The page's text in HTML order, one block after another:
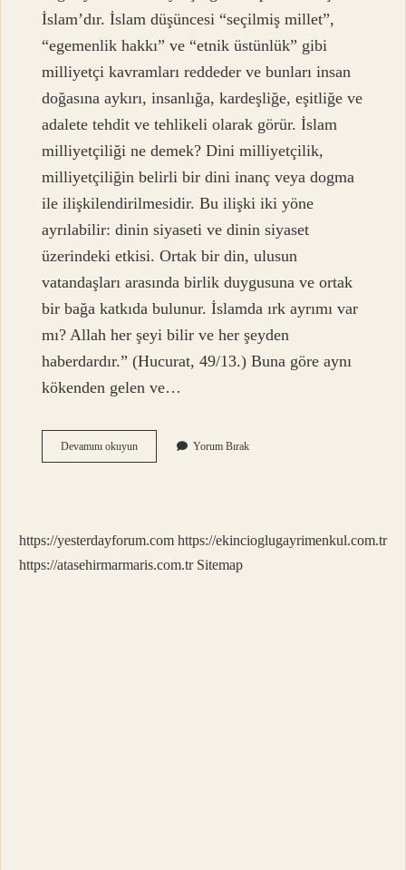
İslam’dır. İslam düşüncesi “seçilmiş millet”,
“egemenlik hakkı” ve “etnik üstünlük” gibi
milliyetçi kavramları reddeder ve bunları insan
doğasına aykırı, insanlığa, kardeşliğe, eşitliğe ve
adalete tehdit ve tehlikeli olarak görür. İslam
milliyetçiliği ne demek? Dini milliyetçilik,
milliyetçiliğin belirli bir dini inanç veya dogma
ile ilişkilendirilmesidir. Bu ilişki iki yöne
ayrılabilir: dinin siyaseti ve dinin siyaset
üzerindeki etkisi. Ortak bir din, ulusun
vatandaşları arasında birlik duygusuna ve ortak
bir bağa katkıda bulunur. İslamda ırk ayrımı var
mı? Allah her şeyi bilir ve her şeyden
haberdardır.” (Hucurat, 49/13.) Buna göre aynı
kökenden gelen ve…
Devamını okuyunIslamda
Milliyetçilik
Yorum Bırak
https://yesterdayforum.com https://ekincioglugayrimenkul.com.tr
https://atasehirmarmaris.com.tr Sitemap